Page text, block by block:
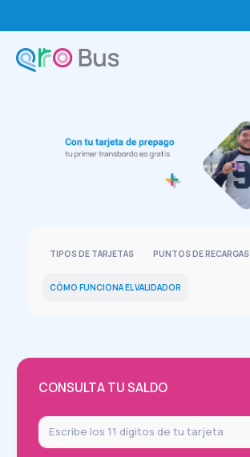
TIPOS DE TARJETAS PUNTOS DE RECARGAS
CÓMO FUNCIONA EL VALIDADOR
CONSULTA TU SALDO